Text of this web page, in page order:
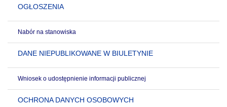
OGŁOSZENIA
Nabór na stanowiska
DANE NIEPUBLIKOWANE W BIULETYNIE
Wniosek o udostępnienie informacji publicznej
OCHRONA DANYCH OSOBOWYCH